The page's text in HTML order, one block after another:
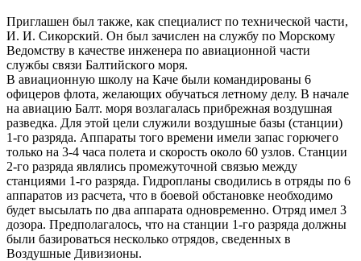
Приглашен был также, как специалист по технической части,
И. И. Сикорский. Он был зачислен на службу по Морскому
Ведомству в качестве инженера по авиационной части
службы связи Балтийского моря.
В авиационную школу на Каче были командированы 6
офицеров флота, желающих обучаться летному делу. В начале
на авиацию Балт. моря возлагалась прибрежная воздушная
разведка. Для этой цели служили воздушные базы (станции)
1-го разряда. Аппараты того времени имели запас горючего
только на 3-4 часа полета и скорость около 60 узлов. Станции
2-го разряда являлись промежуточной связью между
станциями 1-го разряда. Гидропланы сводились в отряды по 6
аппаратов из расчета, что в боевой обстановке необходимо
будет высылать по два аппарата одновременно. Отряд имел 3
дозора. Предполагалось, что на станции 1-го разряда должны
были базироваться несколько отрядов, сведенных в
Воздушные Дивизионы.